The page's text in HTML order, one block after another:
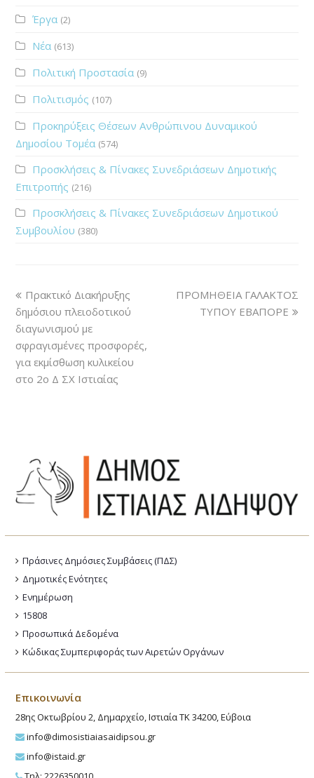
Έργα (2)
Νέα (613)
Πολιτική Προστασία (9)
Πολιτισμός (107)
Προκηρύξεις Θέσεων Ανθρώπινου Δυναμικού
Δημοσίου Τομέα (574)
Προσκλήσεις & Πίνακες Συνεδριάσεων Δημοτικής
Επιτροπής (216)
Προσκλήσεις & Πίνακες Συνεδριάσεων Δημοτικού
Συμβουλίου (380)
Πρακτικό Διακήρυξης
δημόσιου πλειοδοτικού
διαγωνισμού με
σφραγισμένες προσφορές,
για εκμίσθωση κυλικείου
στο 2ο Δ ΣΧ Ιστιαίας
ΠΡΟΜΗΘΕΙΑ ΓΑΛΑΚΤΟΣ
ΤΥΠΟΥ ΕΒΑΠΟΡΕ
Πράσινες Δημόσιες Συμβάσεις (ΠΔΣ)
Δημοτικές Ενότητες
Ενημέρωση
15808
Προσωπικά Δεδομένα
Κώδικας Συμπεριφοράς των Αιρετών Οργάνων
Επικοινωνία
28ης Οκτωβρίου 2, Δημαρχείο, Ιστιαία ΤΚ 34200, Εύβοια
info@dimosistiaiasaidipsou.gr
info@istaid.gr